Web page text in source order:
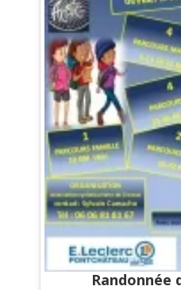
Randonnée